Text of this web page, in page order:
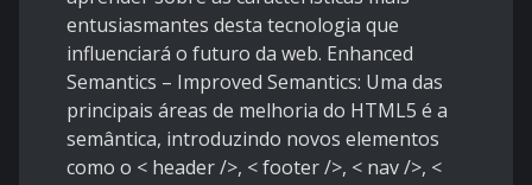
entusiasmantes desta tecnologia que
influenciará o futuro da web. Enhanced
Semantics – Improved Semantics: Uma das
principais áreas de melhoria do HTML5 é a
semântica, introduzindo novos elementos
como o < header />, < footer />, < nav />, <